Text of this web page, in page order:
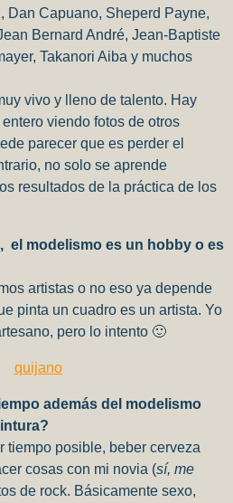
Dan Capuano, Sheperd Payne,
Bernard André, Jean-Baptiste
Takanori Aiba y muchos
vivo y lleno de talento. Hay
viendo fotos de otros
parecer que es perder el
no solo se aprende
resultados de la práctica de los
el modelismo es un hobby o es
artistas o no eso ya depende
pinta un cuadro es un artista. Yo
pero lo intento 🙂
además del modelismo
tiempo posible, beber cerveza
cosas con mi novia (sí, me
de rock. Básicamente sexo,